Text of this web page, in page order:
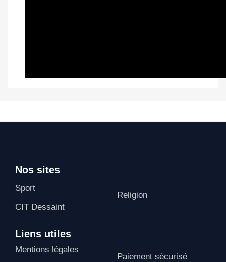
Nos sites
Sport
CIT Dessaint
Religion
Liens utiles
Mentions légales
Paiement sécurisé